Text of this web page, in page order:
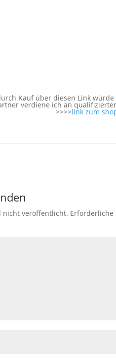
Kauf über diesen Link
verdiene ich an
>>>>link zum
nicht veröffentlicht.